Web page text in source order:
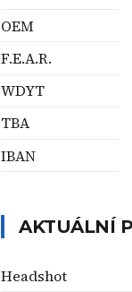
OEM
F.E.A.R.
WDYT
TBA
IBAN
AKTUÁLNÍ
Headshot